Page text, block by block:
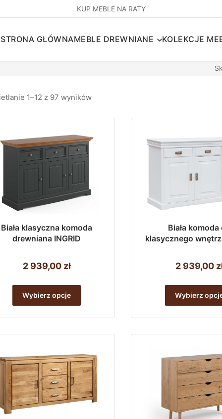
KUP MEBLE NA RATY
STRONA GŁÓWNAMEBLE DREWNIANE KOLEKCJE
1–12 z 97 wyników
Biała klasyczna komoda
drewniana INGRID
2 939,00 zł
Wybierz opcje
Ten
ma
wiele
wariantów.
można
wybrać
na
stronie
Biała komoda
klasycznego
2 939,00
Wybierz